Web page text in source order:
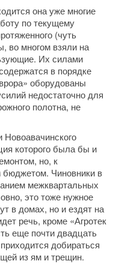
она уже многие
по текущему
(чуть
во многом взяли на
Их силами
в порядке
оборудованы
недостаточно для
полотна, не
Новоавачинского
которого была бы и
но, к
бюджетом. Чиновники в
межквартальных
это тоже нужное
в домах, но и ездят на
речь, кроме «Агротек
еще почти двадцать
добираться
из ям и трещин.